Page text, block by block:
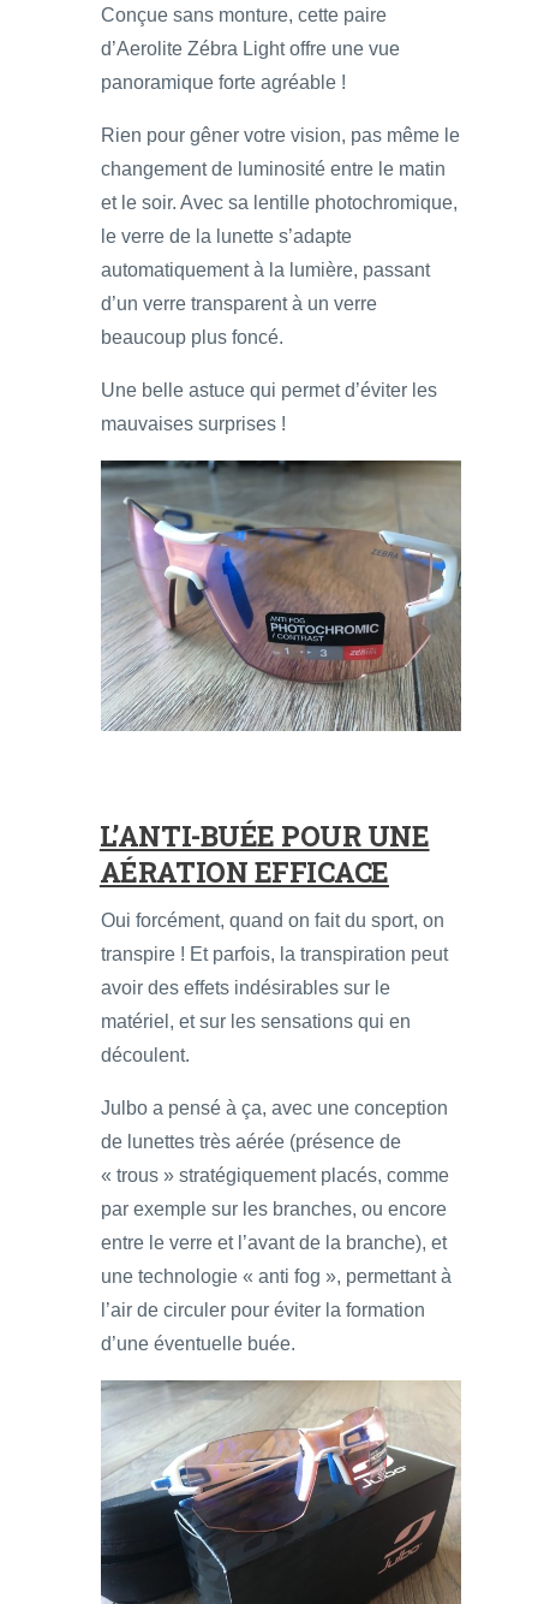
Conçue sans monture, cette paire
d’Aerolite Zébra Light offre une vue
panoramique forte agréable !
Rien pour gêner votre vision, pas même le
changement de luminosité entre le matin
et le soir. Avec sa lentille photochromique,
le verre de la lunette s’adapte
automatiquement à la lumière, passant
d’un verre transparent à un verre
beaucoup plus foncé.
Une belle astuce qui permet d’éviter les
mauvaises surprises !
L’ANTI-BUÉE POUR UNE
AÉRATION EFFICACE
Oui forcément, quand on fait du sport, on
transpire ! Et parfois, la transpiration peut
avoir des effets indésirables sur le
matériel, et sur les sensations qui en
découlent.
Julbo a pensé à ça, avec une conception
de lunettes très aérée (présence de
« trous » stratégiquement placés, comme
par exemple sur les branches, ou encore
entre le verre et l’avant de la branche), et
une technologie « anti fog », permettant à
l’air de circuler pour éviter la formation
d’une éventuelle buée.